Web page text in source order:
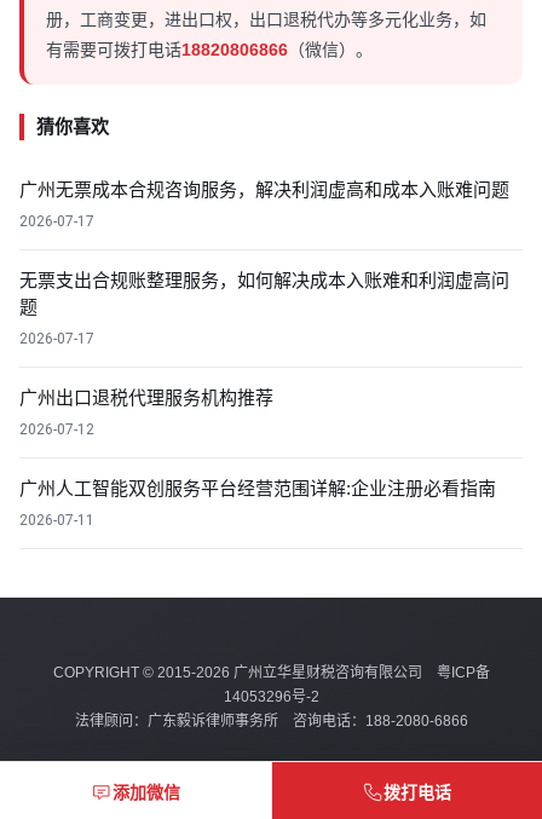
册，工商变更，进出口权，出口退税代办等多元化业务，如
有需要可拨打电话18820806866 （微信）。
猜你喜欢
广州无票成本合规咨询服务，解决利润虚高和成本入账难问题
2026-07-17
无票支出合规账整理服务，如何解决成本入账难和利润虚高问
题
2026-07-17
广州出口退税代理服务机构推荐
2026-07-12
广州人工智能双创服务平台经营范围详解:企业注册必看指南
2026-07-11
COPYRIGHT © 2015-2026 广州立华星财税咨询有限公司 粤ICP备
14053296号-2
法律顾问：广东毅诉律师事务所 咨询电话：188-2080-6866
添加微信 拨打电话